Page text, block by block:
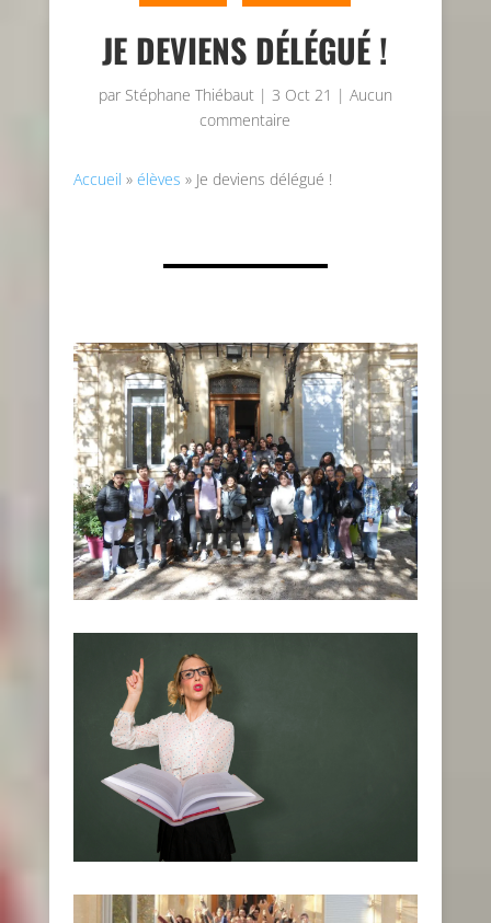
JE DEVIENS DÉLÉGUÉ !
par Stéphane Thiébaut| 3 Oct 21 | Aucun
commentaire
Accueil »élèves » Je deviens délégué !